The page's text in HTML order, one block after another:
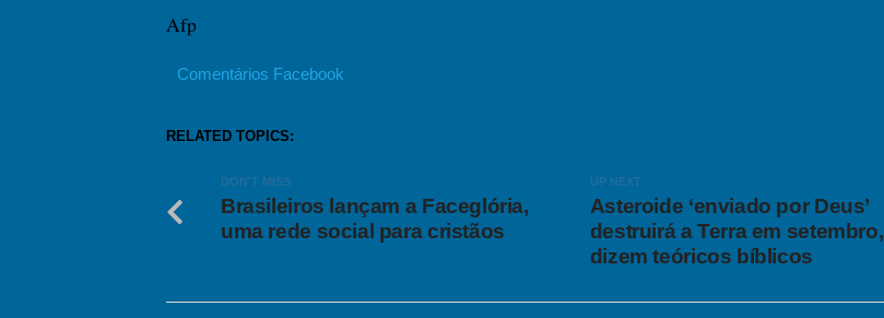
Afp
Comentários Facebook
RELATED TOPICS:
UP NEXT
Asteroide ‘enviado por Deus’
destruirá a Terra em setembro,
dizem teóricos bíblicos
DON'T MISS
Brasileiros lançam a Faceglória,
uma rede social para cristãos